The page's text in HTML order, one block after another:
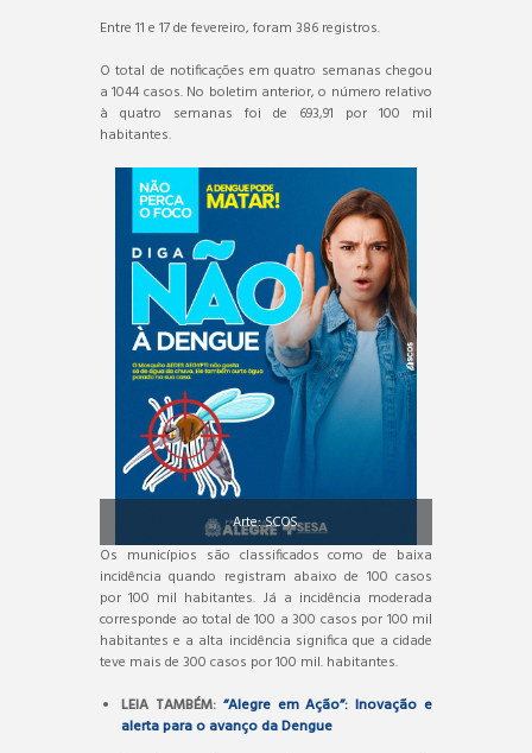
Entre 11 e 17 de fevereiro, foram 386 registros.
O total de notificações em quatro semanas chegou
a 1044 casos. No boletim anterior, o número relativo
à quatro semanas foi de 693,91 por 100 mil
habitantes.
Arte: SCOS.
Os municípios são classificados como de baixa
incidência quando registram abaixo de 100 casos
por 100 mil habitantes. Já a incidência moderada
corresponde ao total de 100 a 300 casos por 100 mil
habitantes e a alta incidência significa que a cidade
teve mais de 300 casos por 100 mil. habitantes.
LEIA TAMBÉM: “Alegre em Ação”: Inovação e
alerta para o avanço da Dengue